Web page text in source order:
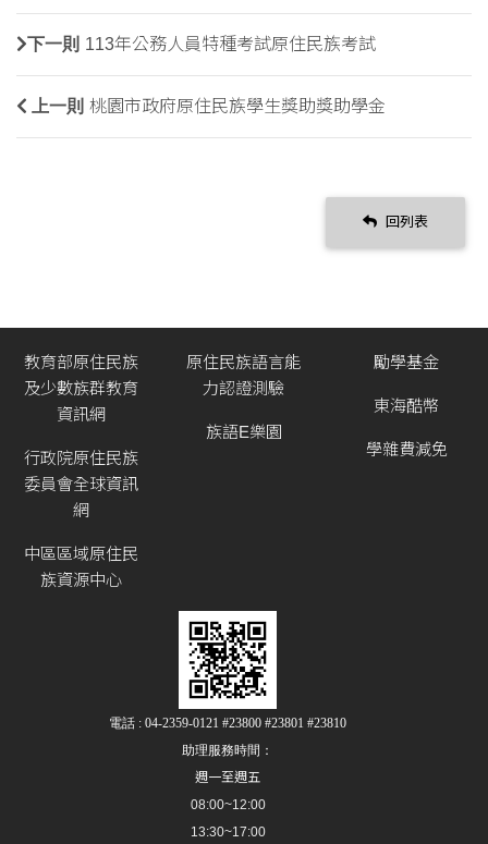
下一則 113年公務人員特種考試原住民族考試
上一則 桃園市政府原住民族學生獎助獎助學金
回列表
教育部原住民族
及少數族群教育
資訊網
行政院原住民族
委員會全球資訊
網
中區區域原住民
族資源中心
原住民族語言能
力認證測驗
族語E樂園
勵學基金
東海酷幣
學雜費減免
電話 : 04-2359-0121 #23800 #23801 #23810
助理服務時間：
週一至週五
08:00~12:00
13:30~17:00